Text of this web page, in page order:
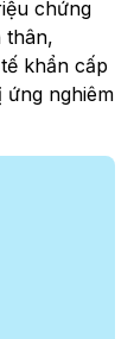
chứng
thân,
khẩn cấp
ứng nghiêm